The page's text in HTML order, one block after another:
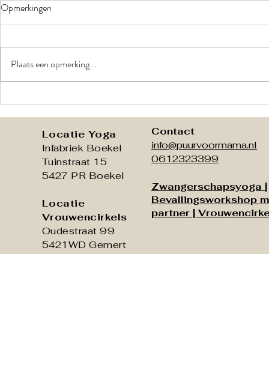
Help! Waar zet ik het bevalbad
neer?
Welke
vergoeden
Opmerkingen
Plaats een opmerking...
Locatie Yoga
Infabriek Boekel
Tuinstraat 15
5427 PR Boekel
Locatie
Vrouwencirkels
Oudestraat 99
5421WD Gemert
Contact
info@puurvoormama.nl
0612323399
Zwangerschapsyoga |
Bevallingsworkshop
partner |